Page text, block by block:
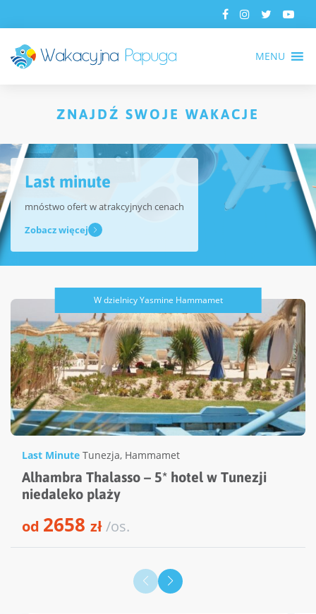
MENU
ZNAJDŹ SWOJE WAKACJE
Last minute
mnóstwo ofert w atrakcyjnych cenach
Zobacz więcej
W dzielnicy Yasmine Hammamet
Last Minute Tunezja, Hammamet
Alhambra Thalasso – 5* hotel w Tunezji
niedaleko plaży
od 2658 zł/os.